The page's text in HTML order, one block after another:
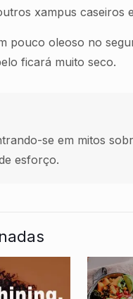
xampus caseiros
pouco oleoso no
ficará muito seco.
se em mitos
esforço.